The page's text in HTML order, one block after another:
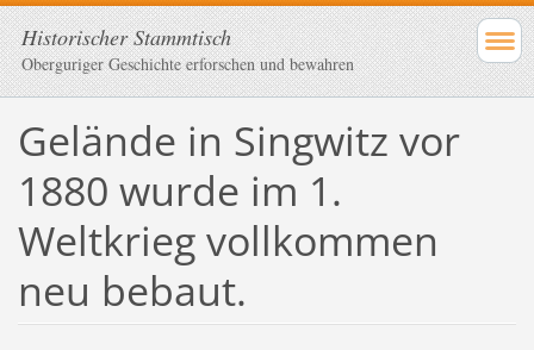
Historischer Stammtisch
Oberguriger Geschichte erforschen und bewahren
Gelände in Singwitz vor
1880 wurde im 1.
Weltkrieg vollkommen
neu bebaut.